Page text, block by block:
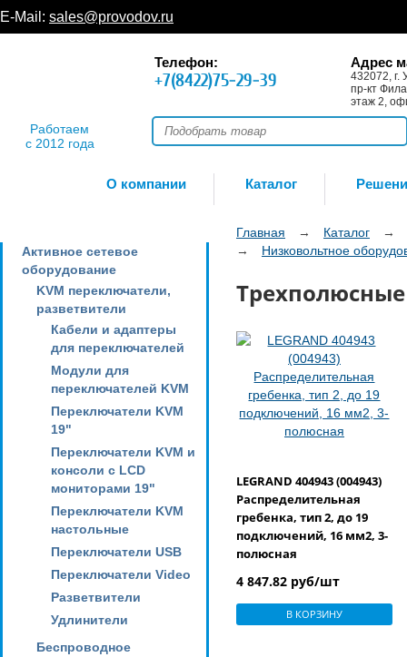
E-Mail: sales@provodov.ru
Работаем
с 2012 года
Телефон:
+7(8422)75-29-39
Адрес
432072, г.
пр-кт
этаж 2,
О компании Каталог
Активное сетевое
оборудование
KVM переключатели,
разветвители
Кабели и адаптеры
для переключателей
Модули для
переключателей KVM
Переключатели KVM
19"
Переключатели KVM и
консоли с LCD
мониторами 19"
Переключатели KVM
настольные
Переключатели USB
Переключатели Video
Разветвители
Удлинители
Беспроводное
Главная → Каталог
→
→
Низковольтное
Трехполюсные
LEGRAND 404943 (004943)
Распределительная
гребенка, тип 2, до 19
подключений, 16 мм2, 3-
полюсная
4 847.82 руб/шт
В КОРЗИНУ